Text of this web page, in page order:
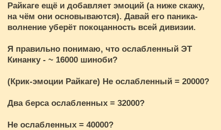
Райкаге ещё и добавляет эмоций (а ниже скажу,
на чём они основываются). Давай его паника-
волнение уберёт покоцанность всей дивизии.
Я правильно понимаю, что ослабленный ЭТ
Кинанку - ~ 16000 шиноби?
(Крик-эмоции Райкаге) Не ослабленный = 20000?
Два берса ослабленных = 32000?
Не ослабленных = 40000?